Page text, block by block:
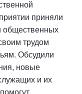
приняли
общественных
трудом
Обсудили
новые
и их